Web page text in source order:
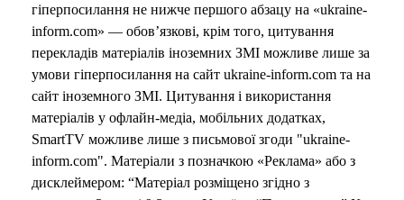
гіперпосилання не нижче першого абзацу на «ukraine-
inform.com» — обов’язкові, крім того, цитування
перекладів матеріалів іноземних ЗМІ можливе лише за
умови гіперпосилання на сайт ukraine-inform.com та на
сайт іноземного ЗМІ. Цитування і використання
матеріалів у офлайн-медіа, мобільних додатках,
SmartTV можливе лише з письмової згоди "ukraine-
inform.com". Матеріали з позначкою «Реклама» або з
дисклеймером: “Матеріал розміщено згідно з